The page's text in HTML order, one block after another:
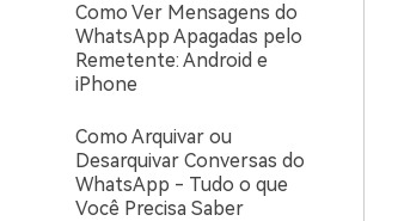
Como Ver Mensagens do
WhatsApp Apagadas pelo
Remetente: Android e
iPhone
Como Arquivar ou
Desarquivar Conversas do
WhatsApp - Tudo o que
Você Precisa Saber